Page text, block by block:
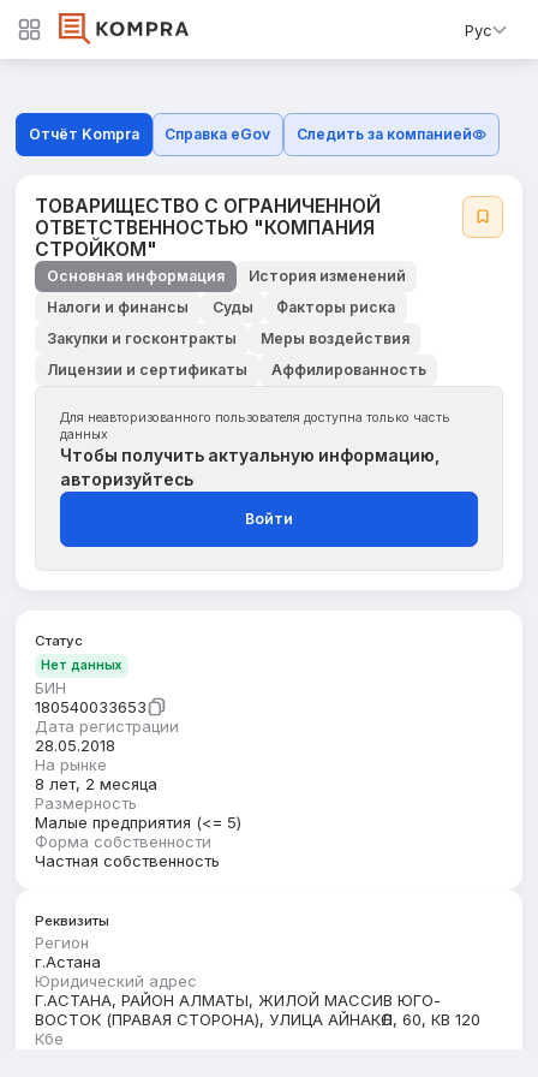
Рус
Отчёт Kompra Справка eGov Следить за компанией
ТОВАРИЩЕСТВО С ОГРАНИЧЕННОЙ
ОТВЕТСТВЕННОСТЬЮ "КОМПАНИЯ
СТРОЙКОМ"
Основная информация
История изменений
Налоги и финансы
Суды
Факторы риска
Закупки и госконтракты
Меры воздействия
Лицензии и сертификаты
Аффилированность
Для неавторизованного пользователя доступна только часть
данных
Чтобы получить актуальную информацию,
авторизуйтесь
Войти
Статус
Нет данных
БИН
180540033653
Дата регистрации
28.05.2018
На рынке
8 лет, 2 месяца
Размерность
Малые предприятия (<= 5)
Форма собственности
Частная собственность
Реквизиты
Регион
г.Астана
Юридический адрес
Г.АСТАНА, РАЙОН АЛМАТЫ, ЖИЛОЙ МАССИВ ЮГО-
ВОСТОК (ПРАВАЯ СТОРОНА), УЛИЦА АЙНАКӨЛ, 60, КВ 120
Кбе